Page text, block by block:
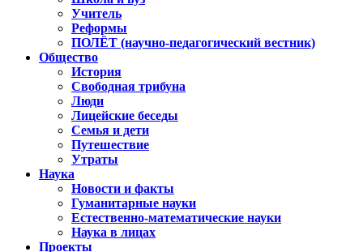
Учитель
Реформы
ПОЛЁТ (научно-педагогический вестник)
Общество
История
Свободная трибуна
Люди
Лицейские беседы
Семья и дети
Путешествие
Утраты
Наука
Новости и факты
Гуманитарные науки
Естественно-математические науки
Наука в лицах
Проекты